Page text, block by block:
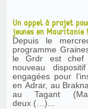
Un appel à projet
jeunes en Mauritanie !
Depuis le
programme
le Grdr est
nouveau
engagées pour
en Adrar, au
au Tagant
deux (…)...